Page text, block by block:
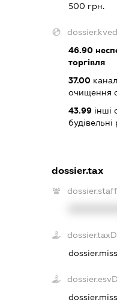
500 грн.
46.90
торгівля
37.00
очищення
43.99інші
будівельні
dossier.tax
dossier.staff